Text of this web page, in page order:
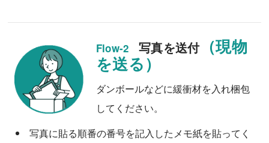
Flow-2 写真を送付（現物
を送る）
ダンボールなどに緩衝材を入れ梱包
してください。
写真に貼る順番の番号を記入したメモ紙を貼ってく